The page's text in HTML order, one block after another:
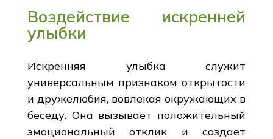
Воздействие искренней
улыбки
Искренняя улыбка служит
универсальным признаком открытости
и дружелюбия, вовлекая окружающих в
беседу. Она вызывает положительный
эмоциональный отклик и создает